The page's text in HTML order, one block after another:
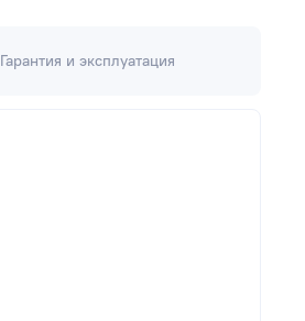
Гарантия и эксплуатация